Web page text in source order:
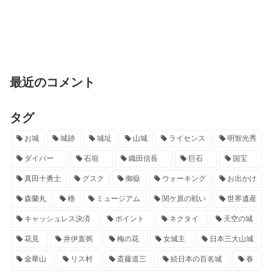
最近のコメント
タグ
お城 城跡 城址 山城 ライセンス 明智光秀
ダイバー 石垣 織田信長 巨石 国宝
真田十勇士 グスク 御嶽 ウォーキング お出かけ
森蘭丸 櫓 ミュージアム 関ケ原の戦い 世界遺産
キャッシュレス決済 ポイント ネクタイ 天空の城
花見 井伊直弼 梅の花 女城主 日本三大山城
金華山 リス村 斎藤道三 続日本の百名城 春